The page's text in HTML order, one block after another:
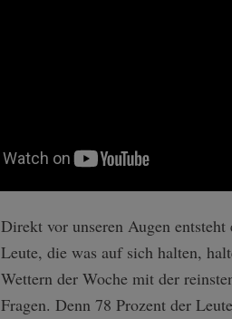
Direkt vor unseren Augen
Leute, die was auf sich halten,
Wettern der Woche mit der
Fragen. Denn 78 Prozent der